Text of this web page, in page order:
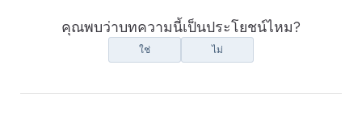
คุณพบว่าบทความนี้เป็นประโยชน์ไหม?
ใช่ ไม่